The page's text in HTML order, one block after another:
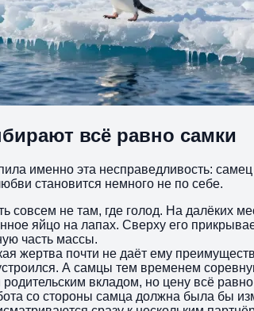
всё равно самки
именно эта несправедливость:
становится немного не по себе.
совсем не там, где голод. На далёких
яйцо на лапах. Сверху его
часть массы.
жертва почти не даёт ему
А самцы тем временем
вкладом, но цену всё
со стороны самца должна была бы